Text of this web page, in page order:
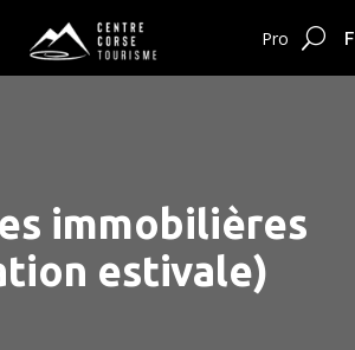
Pro
immobilières
estivale)